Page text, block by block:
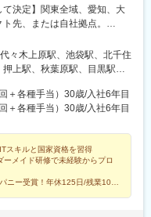
泉駅、西早稲田駅、麹町
)、西新宿駅、阿佐ケ谷駅、
重橋前駅、岩本町駅、新御
駅、牛田駅(東京都)、稲荷町
駅、多摩川駅、銀座駅、築地
小山駅、春日駅(東京都)、江
住吉駅(東京都)、不動前駅、
)、和田塚駅、北茅ケ崎駅、
津駅(神奈川県)、京急川崎
ートウェイ・ステーション
駅、御徒町駅、江古田駅、飛
附駅、青海駅(東京都)、乃木
、銀座駅、東銀座駅、京橋
駅、月島駅、築地駅、新橋
布十番駅、白金高輪駅、外
宿駅、神楽坂駅、早稲田駅
山駅、代々木駅、北参道駅、
駅、戸越銀座駅、巣鴨駅、
池袋駅、後楽園駅、春日駅
(東京都)、蔵前駅、入谷駅(東
駅、住吉駅(東京都)、新木場
成増駅、地下鉄赤塚駅、平
駅、千川駅、江戸川橋駅、市
富町駅(東京都)、辰巳駅、板
羽駅、浮間舟渡駅、祇園駅
岡県)、東比恵駅、赤坂駅(福
て決定】関東全域、愛知、大
先、または自社拠点。
【在宅・フルリモート】案
主な勤務先エリア》■関東エ
県、茨城県、栃木県、群馬
崎県、鹿児島県〈本社〉〒
1 渋谷クロスタワー 25F〈福
確認ください。＼ご自宅最寄
す。／◎受動喫煙対策 ：あ
々木上原駅、池袋駅、北千住
上駅、秋葉原駅、目黒駅、
の頭公園駅、西日暮里駅(舎
都)、中目黒駅、日暮里駅(舎
ケ谷駅、小竹向原駅、二子
場駅、森下駅(東京都)、九段
京都)、日本橋駅(東京都)、
武蔵小杉駅、日吉駅(神奈川
津田駅、新横浜駅、向ケ丘遊
＋各種手当）30歳/入社6年目
＋各種手当）30歳/入社6年目
スキルと国家資格を習得
メイド研修で未経験からプロ
ニー受賞！年休125日/残業10h